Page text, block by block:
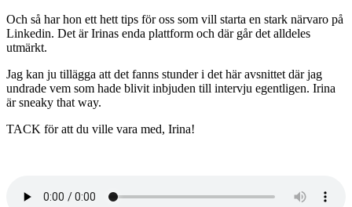
Och så har hon ett hett tips för oss som vill starta en stark närvaro på
Linkedin. Det är Irinas enda plattform och där går det alldeles
utmärkt.
Jag kan ju tillägga att det fanns stunder i det här avsnittet där jag
undrade vem som hade blivit inbjuden till intervju egentligen. Irina
är sneaky that way.
TACK för att du ville vara med, Irina!